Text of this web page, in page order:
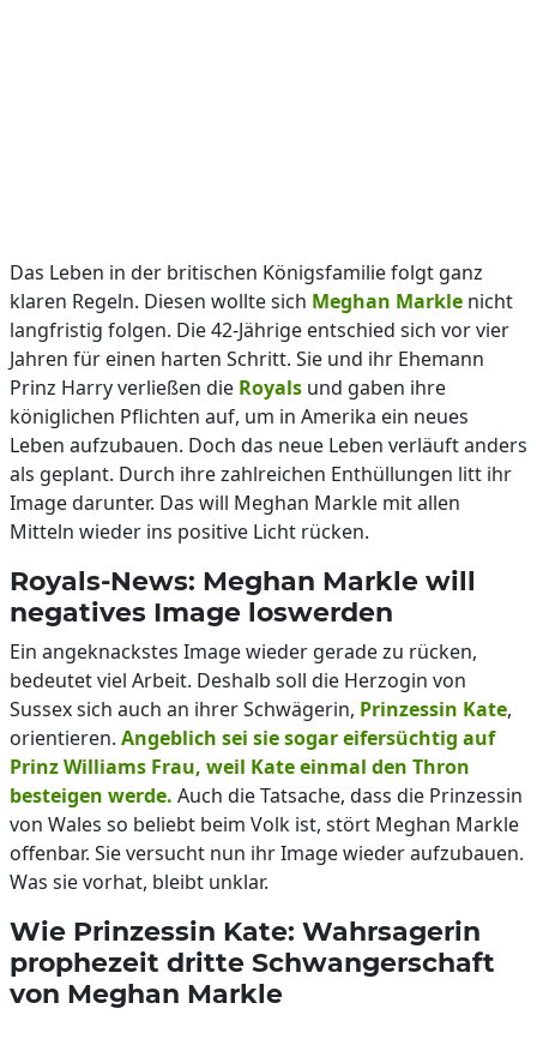
Das Leben in der britischen Königsfamilie folgt ganz
klaren Regeln. Diesen wollte sich Meghan Markle nicht
langfristig folgen. Die 42-Jährige entschied sich vor vier
Jahren für einen harten Schritt. Sie und ihr Ehemann
Prinz Harry verließen die Royals und gaben ihre
königlichen Pflichten auf, um in Amerika ein neues
Leben aufzubauen. Doch das neue Leben verläuft anders
als geplant. Durch ihre zahlreichen Enthüllungen litt ihr
Image darunter. Das will Meghan Markle mit allen
Mitteln wieder ins positive Licht rücken.
Royals-News: Meghan Markle will
negatives Image loswerden
Ein angeknackstes Image wieder gerade zu rücken,
bedeutet viel Arbeit. Deshalb soll die Herzogin von
Sussex sich auch an ihrer Schwägerin, Prinzessin Kate,
orientieren. Angeblich sei sie sogar eifersüchtig auf
Prinz Williams Frau, weil Kate einmal den Thron
besteigen werde. Auch die Tatsache, dass die Prinzessin
von Wales so beliebt beim Volk ist, stört Meghan Markle
offenbar. Sie versucht nun ihr Image wieder aufzubauen.
Was sie vorhat, bleibt unklar.
Wie Prinzessin Kate: Wahrsagerin
prophezeit dritte Schwangerschaft
von Meghan Markle